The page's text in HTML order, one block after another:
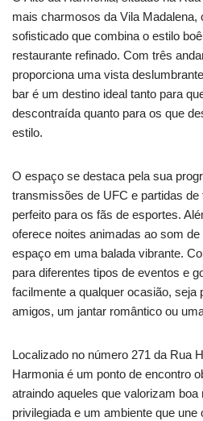
mais charmosos da Vila Madalena,
sofisticado que combina o estilo
restaurante refinado. Com três
proporciona uma vista
bar é um destino ideal tanto para
descontraída quanto para os que
estilo.
O espaço se destaca pela sua
transmissões de UFC e partidas de
perfeito para os fãs de esportes.
oferece noites animadas ao som
espaço em uma balada vibrante.
para diferentes tipos de eventos e
facilmente a qualquer ocasião, seja
amigos, um jantar romântico ou
Localizado no número 271 da Rua
Harmonia é um ponto de encontro
atraindo aqueles que valorizam
privilegiada e um ambiente que une